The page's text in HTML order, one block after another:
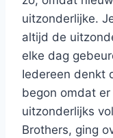
uitzonderlijke.
altijd de
elke dag
Iedereen denkt
begon omdat
uitzonderlijks
Brothers, ging